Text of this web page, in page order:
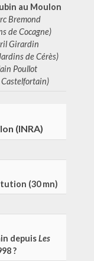
au Moulon
Bremond
de Cocagne)
Girardin
de Cérès)
Poullot
Castelfortain)
(INRA)
(30 mn)
depuisLes
?